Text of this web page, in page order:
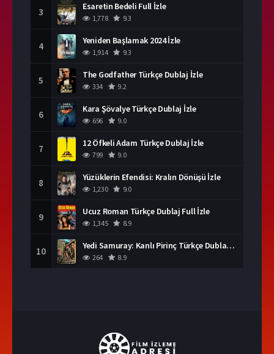
3 Esaretin Bedeli Full İzle
1,778 9.3
4 Yeniden Başlamak 2024 İzle
1,914 9.3
5 The Godfather Türkçe Dublaj İzle
334 9.2
6 Kara Şövalye Türkçe Dublaj İzle
696 9.0
7 12 Öfkeli Adam Türkçe Dublaj İzle
799 9.0
8 Yüzüklerin Efendisi: Kralın Dönüşü İzle
1,230 9.0
9 Ucuz Roman Türkçe Dublaj Full İzle
1,345 8.9
10 Yedi Samuray: Kanlı Pirinç Türkçe Dublaj İzle
264 8.9